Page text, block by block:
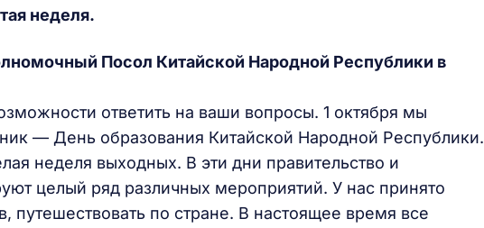
неделя.
Посол Китайской Народной Республики в
ответить на ваши вопросы. 1 октября мы
— День образования Китайской Народной Республики.
неделя выходных. В эти дни правительство и
целый ряд различных мероприятий. У нас принято
путешествовать по стране. В настоящее время все